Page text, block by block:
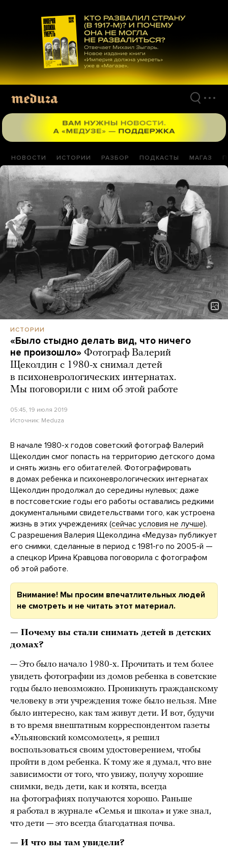
материалам
НОВОСТИ ИСТОРИИ РАЗБОР ПОДКАСТЫ МАГАЗ
ИСТОРИИ
«Было стыдно делать вид, что ничего
не произошло» Фотограф Валерий
Щеколдин с 1980-х снимал детей
в психоневрологических интернатах.
Мы поговорили с ним об этой работе
05:45, 19 июля 2019
Источник: Meduza
В начале 1980-х годов советский фотограф Валерий
Щеколдин смог попасть на территорию детского дома
и снять жизнь его обитателей. Фотографировать
в домах ребенка и психоневрологических интернатах
Щеколдин продолжал до середины нулевых; даже
в постсоветские годы его работы оставались редкими
документальными свидетельствами того, как устроена
жизнь в этих учреждениях (сейчас условия не лучше).
С разрешения Валерия Щеколдина «Медуза» публикует
его снимки, сделанные в период с 1981-го по 2005-й —
а спецкор Ирина Кравцова поговорила с фотографом
об этой работе.
Внимание! Мы просим впечатлительных людей
не смотреть и не читать этот материал.
— Почему вы стали снимать детей в детских
домах?
— Это было начало 1980-х. Прочитать и тем более
увидеть фотографии из домов ребенка в советские
годы было невозможно. Проникнуть гражданскому
человеку в эти учреждения тоже было нельзя. Мне
было интересно, как там живут дети. И вот, будучи
в то время внештатным корреспондентом газеты
«Ульяновский комсомолец», я решил
воспользоваться своим удостоверением, чтобы
пройти в дом ребенка. К тому же я думал, что вне
зависимости от того, что увижу, получу хорошие
снимки, ведь дети, как и котята, всегда
на фотографиях получаются хорошо. Раньше
я работал в журнале «Семья и школа» и уже знал,
что дети — это всегда благодатная почва.
— И что вы там увидели?